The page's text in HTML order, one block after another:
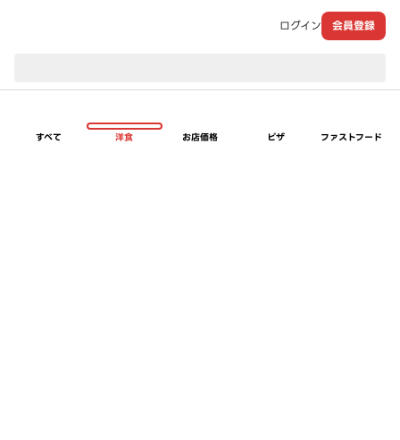
ログイン 会員登録
すべて 洋食 お店価格 ピザ ファストフード